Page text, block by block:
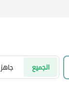
الجميع جاهز